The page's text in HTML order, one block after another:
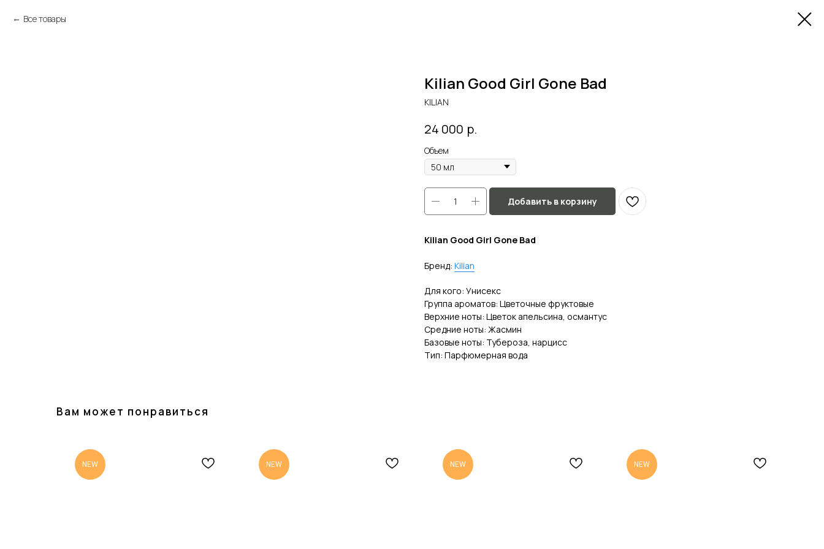
Все товары
Kilian Good Girl Gone Bad
KILIAN
24 000 р.
Объем
Добавить в корзину
Kilian Good Girl Gone Bad
Бренд: Kilian
Для кого: Унисекс
Группа ароматов: Цветочные фруктовые
Верхние ноты: Цветок апельсина, османтус
Средние ноты: Жасмин
Базовые ноты: Тубероза, нарцисс
Тип: Парфюмерная вода
Вам может понравиться
NEW NEW NEW NEW